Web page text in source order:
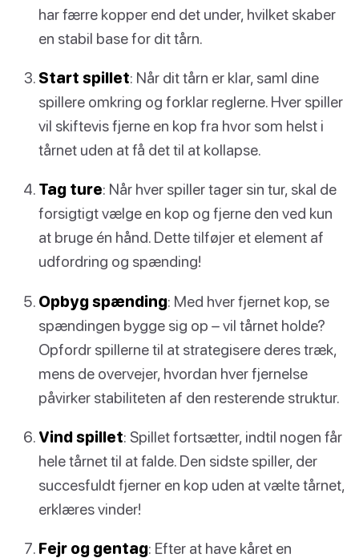
har færre kopper end det under, hvilket skaber
en stabil base for dit tårn.
Start spillet: Når dit tårn er klar, saml dine
spillere omkring og forklar reglerne. Hver spiller
vil skiftevis fjerne en kop fra hvor som helst i
tårnet uden at få det til at kollapse.
Tag ture: Når hver spiller tager sin tur, skal de
forsigtigt vælge en kop og fjerne den ved kun
at bruge én hånd. Dette tilføjer et element af
udfordring og spænding!
Opbyg spænding: Med hver fjernet kop, se
spændingen bygge sig op – vil tårnet holde?
Opfordr spillerne til at strategisere deres træk,
mens de overvejer, hvordan hver fjernelse
påvirker stabiliteten af den resterende struktur.
Vind spillet: Spillet fortsætter, indtil nogen får
hele tårnet til at falde. Den sidste spiller, der
succesfuldt fjerner en kop uden at vælte tårnet,
erklæres vinder!
Fejr og gentag: Efter at have kåret en